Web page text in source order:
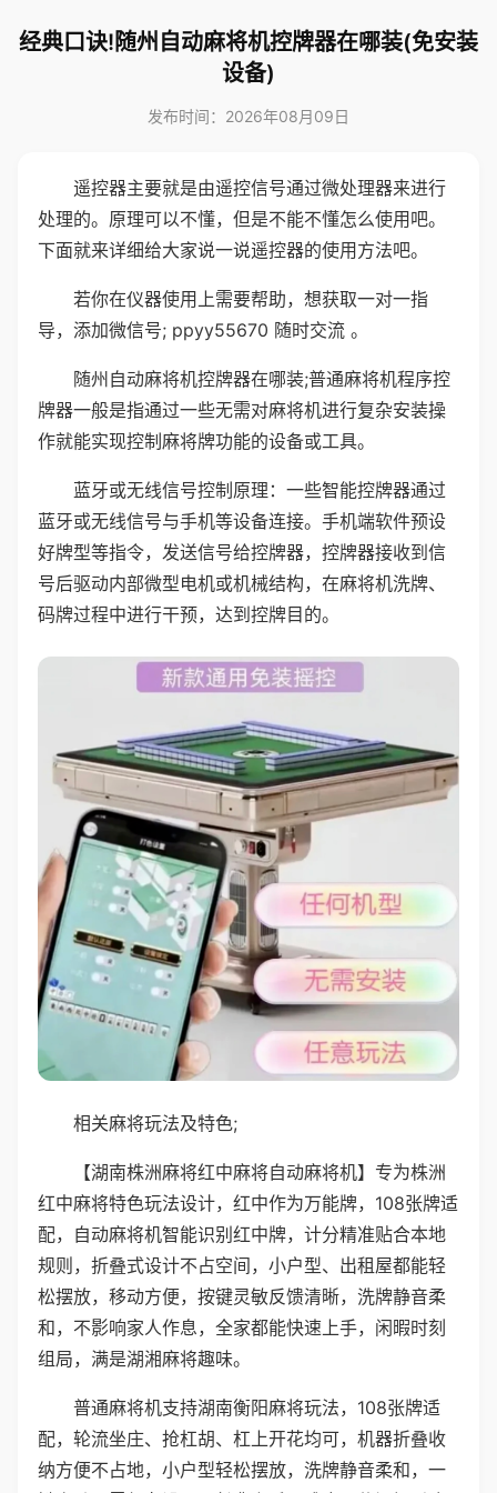
经典口诀!随州自动麻将机控牌器在哪装(免安装
设备)
发布时间：2026年08月09日
遥控器主要就是由遥控信号通过微处理器来进行
处理的。原理可以不懂，但是不能不懂怎么使用吧。
下面就来详细给大家说一说遥控器的使用方法吧。
若你在仪器使用上需要帮助，想获取一对一指
导，添加微信号; ppyy55670 随时交流 。
随州自动麻将机控牌器在哪装;普通麻将机程序控
牌器一般是指通过一些无需对麻将机进行复杂安装操
作就能实现控制麻将牌功能的设备或工具。
蓝牙或无线信号控制原理：一些智能控牌器通过
蓝牙或无线信号与手机等设备连接。手机端软件预设
好牌型等指令，发送信号给控牌器，控牌器接收到信
号后驱动内部微型电机或机械结构，在麻将机洗牌、
码牌过程中进行干预，达到控牌目的。
相关麻将玩法及特色;
【湖南株洲麻将红中麻将自动麻将机】专为株洲
红中麻将特色玩法设计，红中作为万能牌，108张牌适
配，自动麻将机智能识别红中牌，计分精准贴合本地
规则，折叠式设计不占空间，小户型、出租屋都能轻
松摆放，移动方便，按键灵敏反馈清晰，洗牌静音柔
和，不影响家人作息，全家都能快速上手，闲暇时刻
组局，满是湖湘麻将趣味。
普通麻将机支持湖南衡阳麻将玩法，108张牌适
配，轮流坐庄、抢杠胡、杠上开花均可，机器折叠收
纳方便不占地，小户型轻松摆放，洗牌静音柔和，一